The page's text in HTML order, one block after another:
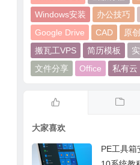
Windows安装
办公技巧
Google Drive
CAD 原创
搬瓦工VPS
简历模板
文件分享
Office 私有云
大家喜欢
PE工具箱